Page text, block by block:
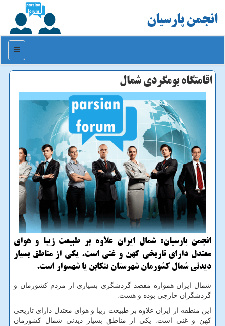
انجمن پارسیان
منو
اقامتگاه بومگردی شمال
انجمن پارسیان: شمال ایران علاوه بر طبیعت زیبا و هوای
معتدل دارای تاریخی كهن و غنی است. یكی از مناطق بسیار
دیدنی شمال كشورمان شهرستان تنكابن یا شهسوار است.
شمال ایران همواره مقصد گردشگری بسیاری از مردم کشورمان و
گردشگران خارجی بوده و هست.
این منطقه از ایران علاوه بر طبیعت زیبا و هوای معتدل دارای تاریخی
کهن و غنی است. یکی از مناطق بسیار دیدنی شمال کشورمان